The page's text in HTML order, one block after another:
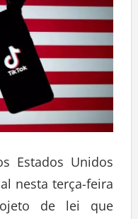
Estados Unidos
nesta terça-feira
de lei que